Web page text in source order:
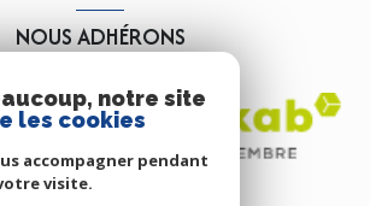
NOUS ADHÉRONS
notre site
les cookies
accompagner pendant
visite.